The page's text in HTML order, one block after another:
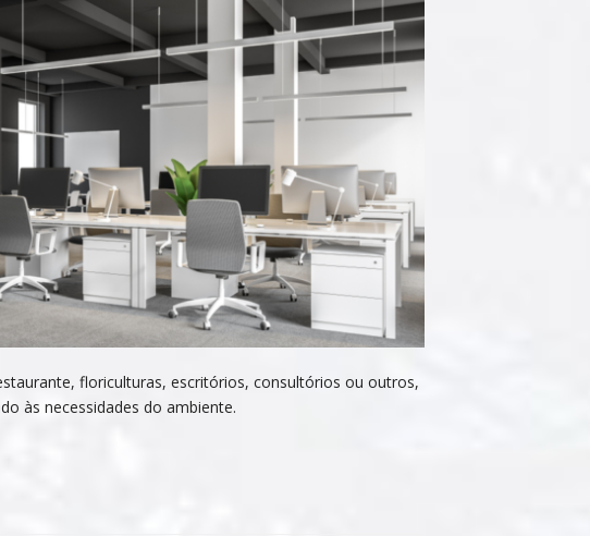
floriculturas, escritórios, consultórios ou outros,
às necessidades do ambiente.